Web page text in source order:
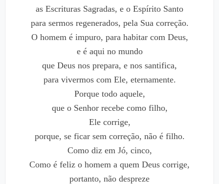
as Escrituras Sagradas, e o Espírito Santo
para sermos regenerados, pela Sua correção.
O homem é impuro, para habitar com Deus,
e é aqui no mundo
que Deus nos prepara, e nos santifica,
para vivermos com Ele, eternamente.
Porque todo aquele,
que o Senhor recebe como filho,
Ele corrige,
porque, se ficar sem correção, não é filho.
Como diz em Jó, cinco,
Como é feliz o homem a quem Deus corrige,
portanto, não despreze